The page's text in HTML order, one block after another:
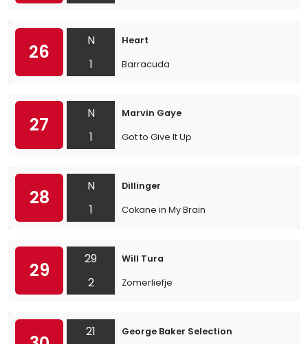
26
N
1
Heart
Barracuda
27
N
1
Marvin Gaye
Got to Give It Up
28
N
1
Dillinger
Cokane in My Brain
29
29
2
Will Tura
Zomerliefje
21
George Baker Selection